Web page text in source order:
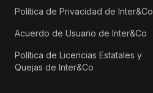
Política de Privacidad de Inter&Co
Acuerdo de Usuario de Inter&Co
Política de Licencias Estatales y
Quejas de Inter&Co